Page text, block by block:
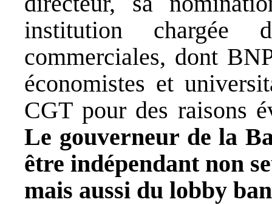
institution chargée
commerciales, dont
économistes et
CGT pour des raisons
Le gouverneur de la
être indépendant non
mais aussi du lobby